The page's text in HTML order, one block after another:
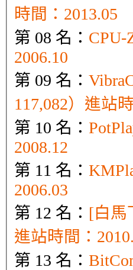
時間：2013.05
第 08 名： CPU-
2006.10
第 09 名：
117,082）進站
第 10 名：
2008.12
第 11 名：
2006.03
第 12 名： [白馬
進站時間：
第 13 名：